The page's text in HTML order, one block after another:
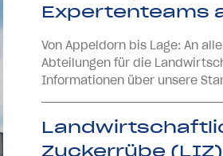
Expertenteams
Von Appeldorn bis Lage: An
Abteilungen für die
Informationen über unsere
Zuckerrübe (LIZ)